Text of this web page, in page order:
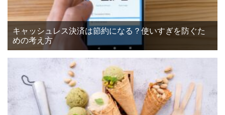
キャッシュレス決済は節約になる？使いすぎを防ぐた
めの考え方